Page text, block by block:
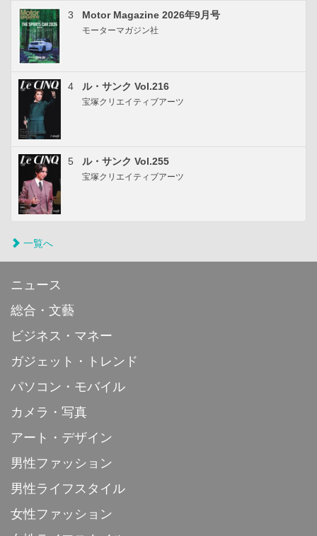
3 Motor Magazine 2026年9月号
モーターマガジン社
4 ル・サンク Vol.216
宝塚クリエイティブアーツ
5 ル・サンク Vol.255
宝塚クリエイティブアーツ
一覧へ
ニュース
総合・文藝
ビジネス・マネー
ガジェット・トレンド
パソコン・モバイル
カメラ・写真
アート・デザイン
男性ファッション
男性ライフスタイル
女性ファッション